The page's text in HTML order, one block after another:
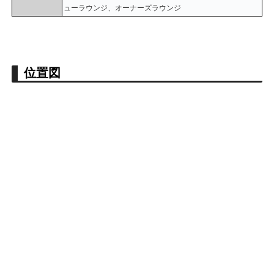
ューラウンジ、オーナーズラウンジ
位置図